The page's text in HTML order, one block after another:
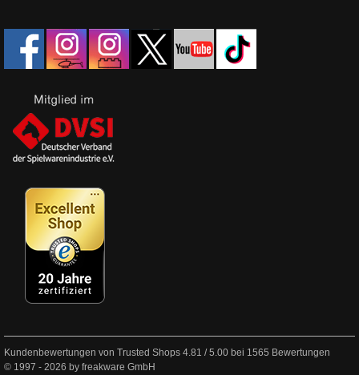
Kundenbewertungen von Trusted Shops 4.81 /5.00 bei 1565 Bewertungen
© 1997 - 2026 by freakware GmbH